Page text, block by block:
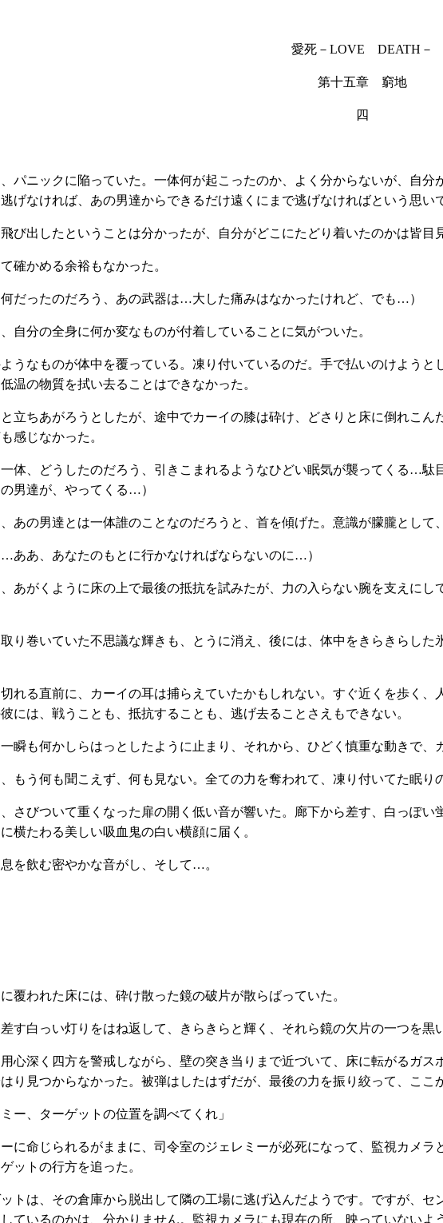
愛死－ LOVE DEATH －
第十五章窮地
四
パニックに陥っていた。一体何が起こったのか、よく分からないが、自分
げなければ、あの男達からできるだけ遠くにまで逃げなければという思い
び出したということは分かったが、自分がどこにたどり着いたのかは皆目
確かめる余裕もなかった。
何だったのだろう、あの武器は…大した痛みはなかったけれど、でも…）
自分の全身に何か変なものが付着していることに気がついた。
うなものが体中を覆っている。凍り付いているのだ。手で払いのけよう
温の物質を拭い去ることはできなかった。
立ちあがろうとしたが、途中でカーイの膝は砕け、どさりと床に倒れこ
感じなかった。
体、どうしたのだろう、引きこまれるようなひどい眠気が襲ってくる…
男達が、やってくる…）
あの男達とは一体誰のことなのだろうと、首を傾げた。意識が朦朧として
…ああ、あなたのもとに行かなければならないのに…）
あがくように床の上で最後の抵抗を試みたが、力の入らない腕を支えに
り巻いていた不思議な輝きも、とうに消え、後には、体中をきらきらし
れる直前に、カーイの耳は捕らえていたかもしれない。すぐ近くを歩く
には、戦うことも、抵抗することも、逃げ去ることさえもできない。
瞬も何かしらはっとしたように止まり、それから、ひどく慎重な動きで、
もう何も聞こえず、何も見ない。全ての力を奪われて、凍り付いてた眠り
さびついて重くなった扉の開く低い音が響いた。廊下から差す、白っぽ
横たわる美しい吸血鬼の白い横顔に届く。
息を飲む密やかな音がし、そして…。
覆われた床には、砕け散った鏡の破片が散らばっていた。
す白っい灯りをはね返して、きらきらと輝く、それら鏡の欠片の一つを黒
心深く四方を警戒しながら、壁の突き当りまで近づいて、床に転がるガ
り見つからなかった。被弾はしたはずだが、最後の力を振り絞って、ここ
ミー、ターゲットの位置を調べてくれ」
に命じられるがままに、司令室のジェレミーが必死になって、監視カメ
ットの行方を追った。
ットは、その倉庫から脱出して隣の工場に逃げ込んだようです。ですが、
ているのかは、分かりません。監視カメラにも現在の所、映っていないよ